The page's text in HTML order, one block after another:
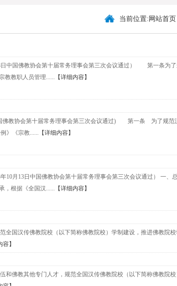
当前位置: 网站首页
日中国佛教协会第十届常务理事会第三次会议通过） 第一条为
教教职人员管理...... 【详细内容】
佛教协会第十届常务理事会第三次会议通过) 第一条 为了规范
》《宗教...... 【详细内容】
年10月13日中国佛教协会第十届常务理事会第三次会议通过）
，根据《全国汉...... 【详细内容】
国汉传佛教院校（以下简称佛教院校）学制建设，推进佛教院
容】
佛教其他专门人才，规范全国汉传佛教院校（以下简称佛教院